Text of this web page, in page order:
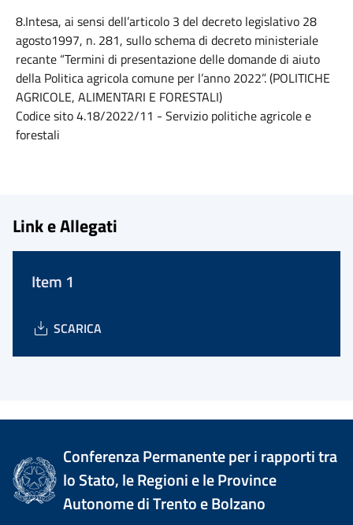
8.Intesa, ai sensi dell’articolo 3 del decreto legislativo 28
agosto1997, n. 281, sullo schema di decreto ministeriale
recante “Termini di presentazione delle domande di aiuto
della Politica agricola comune per l’anno 2022”. (POLITICHE
AGRICOLE, ALIMENTARI E FORESTALI)
Codice sito 4.18/2022/11 - Servizio politiche agricole e
forestali
Link e Allegati
Item 1
SCARICA
Conferenza Permanente per i rapporti tra
lo Stato, le Regioni e le Province
Autonome di Trento e Bolzano